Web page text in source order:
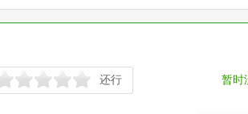
暂时
荐 还行